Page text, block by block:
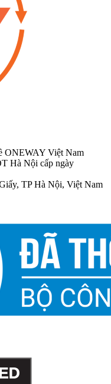
ONEWAY Việt Nam
Hà Nội cấp ngày
TP Hà Nội, Việt Nam